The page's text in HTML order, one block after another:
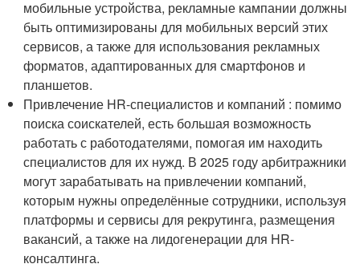
мобильные устройства, рекламные кампании должны
быть оптимизированы для мобильных версий этих
сервисов, а также для использования рекламных
форматов, адаптированных для смартфонов и
планшетов.
Привлечение HR-специалистов и компаний : помимо
поиска соискателей, есть большая возможность
работать с работодателями, помогая им находить
специалистов для их нужд. В 2025 году арбитражники
могут зарабатывать на привлечении компаний,
которым нужны определённые сотрудники, используя
платформы и сервисы для рекрутинга, размещения
вакансий, а также на лидогенерации для HR-
консалтинга.